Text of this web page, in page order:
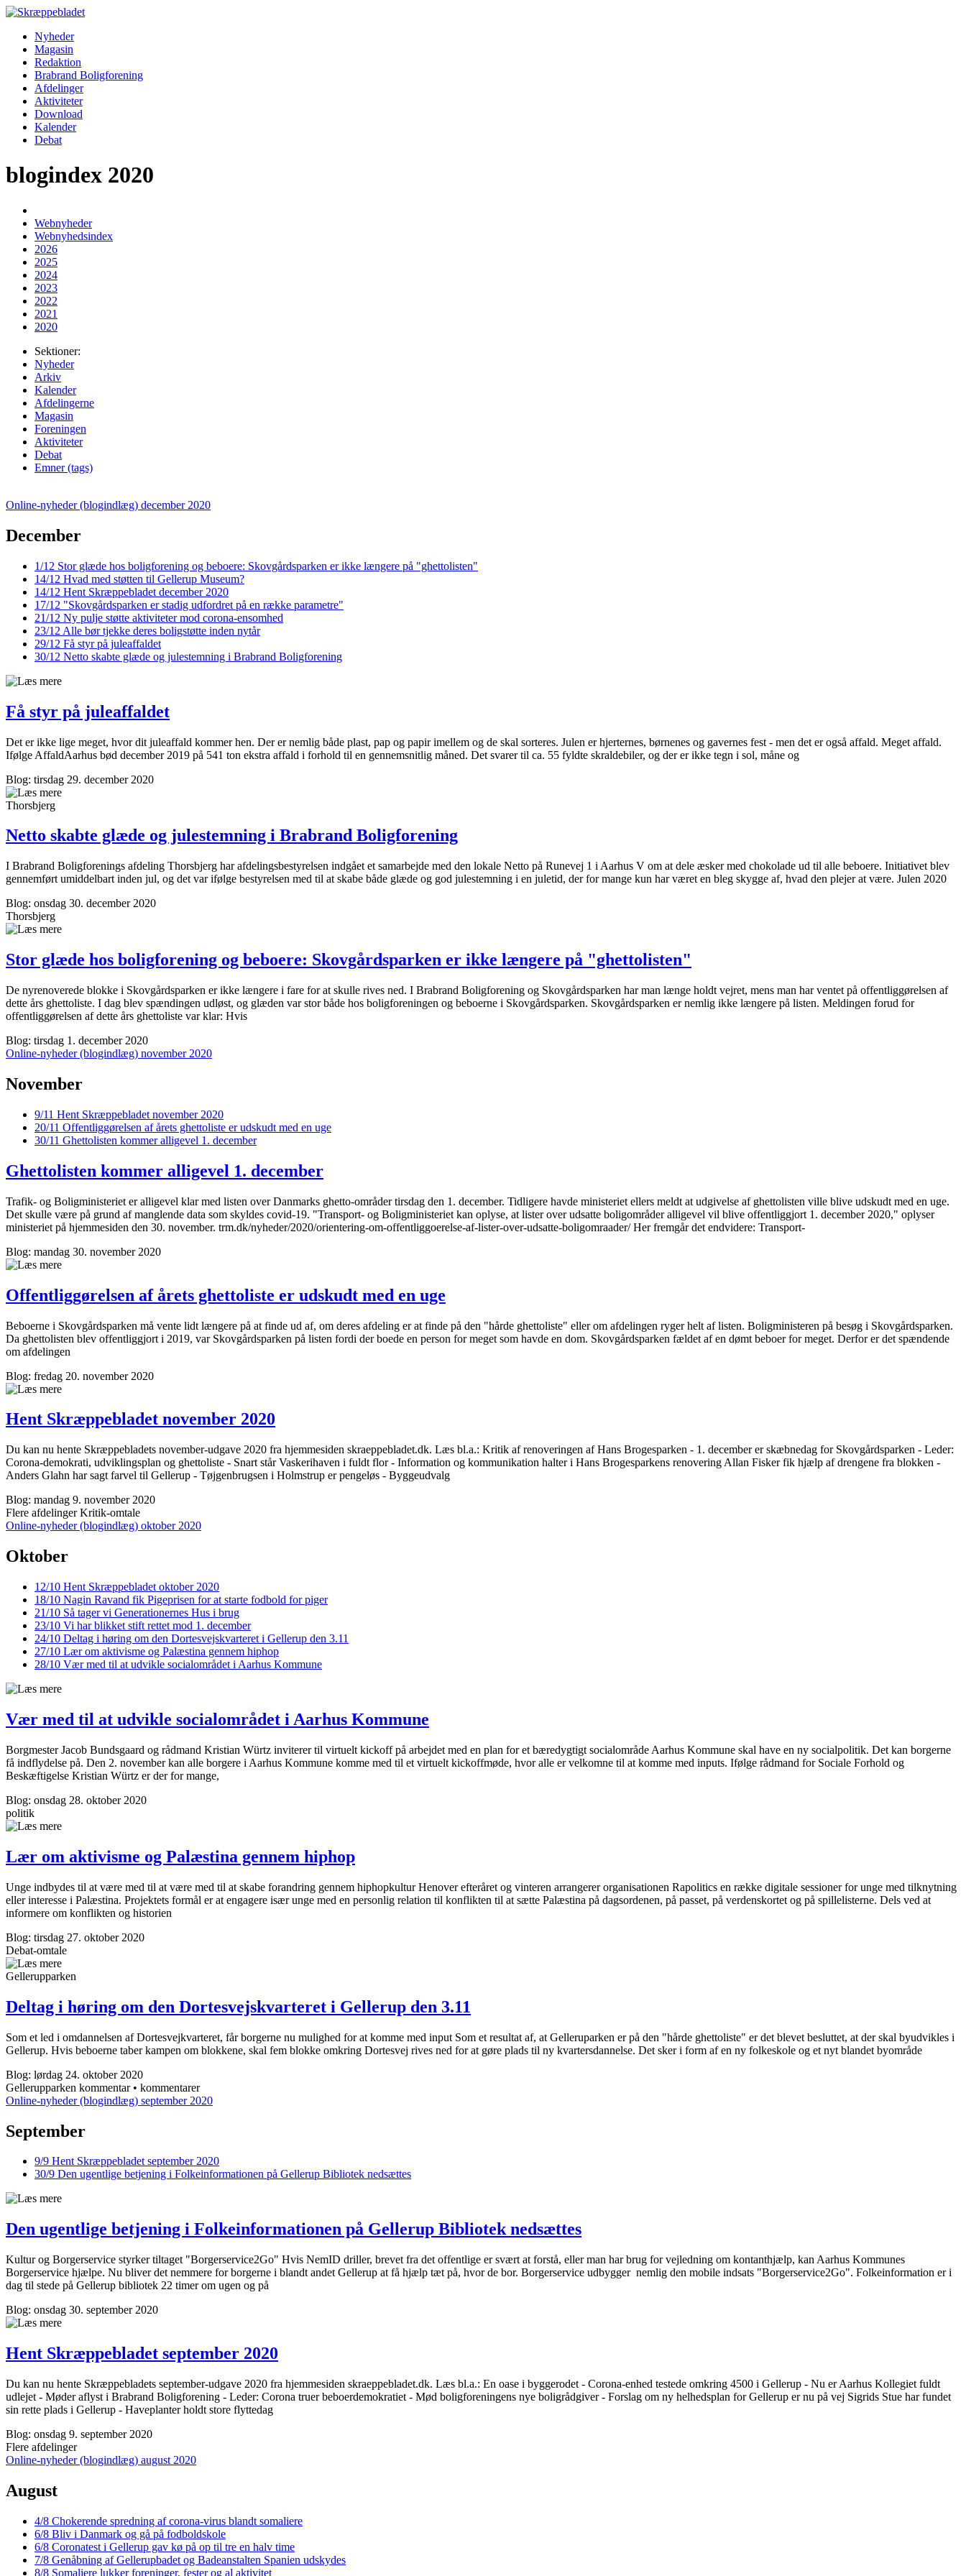
Nyheder
Magasin
Redaktion
Brabrand Boligforening
Afdelinger
Aktiviteter
Download
Kalender
Debat
blogindex 2020
Webnyheder
Webnyhedsindex
2026
2025
2024
2023
2022
2021
2020
Sektioner:
Nyheder
Arkiv
Kalender
Afdelingerne
Magasin
Foreningen
Aktiviteter
Debat
Emner (tags)
Online-nyheder (blogindlæg) december 2020
December
1/12 Stor glæde hos bolig­forening og beboere: Skovgårds­parken er ikke længere på "ghetto­listen"
14/12 Hvad med støtten til Gellerup Museum?
14/12 Hent Skræppe­bladet december 2020
17/12 "Skovgårds­parken er stadig udfordret på en række parametre"
21/12 Ny pulje støtte aktiviteter mod corona-ensomhed
23/12 Alle bør tjekke deres boligstøtte inden nytår
29/12 Få styr på juleaffaldet
30/12 Netto skabte glæde og julestemning i Brabrand Bolig­forening
Få styr på juleaffaldet
Det er ikke lige meget, hvor dit juleaffald kommer hen. Der er nemlig både plast, pap og papir imellem og de skal sorteres. Julen er hjerternes, børnenes og gavernes fest - men det er også affald. Meget affald.
Ifølge AffaldAarhus bød december 2019 på 541 ton ekstra affald i forhold til en gennemsnitlig måned. Det svarer til ca. 55 fyldte skraldebiler, og der er ikke tegn i sol, måne og
Blog: tirsdag 29. december 2020
Thorsbjerg
Netto skabte glæde og julestemning i Brabrand Bolig­forening
I Brabrand Boligforenings afdeling Thorsbjerg har afdelingsbestyrelsen indgået et samarbejde med den lokale Netto på Runevej 1 i Aarhus V om at dele æsker med chokolade ud til alle beboere. Initiativet blev
gennemført umiddelbart inden jul, og det var ifølge bestyrelsen med til at skabe både glæde og god julestemning i en juletid, der for mange kun har været en bleg skygge af, hvad den plejer at være. Julen 2020
Blog: onsdag 30. december 2020
Thorsbjerg
Stor glæde hos bolig­forening og beboere: Skovgårds­parken er ikke længere på "ghetto­listen"
De nyrenoverede blokke i Skovgårdsparken er ikke længere i fare for at skulle rives ned. I Brabrand Boligforening og Skovgårdsparken har man længe holdt vejret, mens man har ventet på offentliggørelsen af
dette års ghettoliste. I dag blev spændingen udløst, og glæden var stor både hos boligforeningen og beboerne i Skovgårdsparken. Skovgårdsparken er nemlig ikke længere på listen. Meldingen forud for
offentliggørelsen af dette års ghettoliste var klar: Hvis
Blog: tirsdag 1. december 2020
Online-nyheder (blogindlæg) november 2020
November
9/11 Hent Skræppe­bladet november 2020
20/11 Offentliggørelsen af årets ghetto­liste er udskudt med en uge
30/11 Ghetto­listen kommer alligevel 1. december
Ghetto­listen kommer alligevel 1. december
Trafik- og Boligministeriet er alligevel klar med listen over Danmarks ghetto-områder tirsdag den 1. december. Tidligere havde ministeriet ellers meldt at udgivelse af ghettolisten ville blive udskudt med en uge.
Det skulle være på grund af manglende data som skyldes covid-19. "Transport- og Boligministeriet kan oplyse, at lister over udsatte boligområder alligevel vil blive offentliggjort 1. december 2020," oplyser
ministeriet på hjemmesiden den 30. november. trm.dk/nyheder/2020/orientering-om-offentliggoerelse-af-lister-over-udsatte-boligomraader/ Her fremgår det endvidere: Transport-
Blog: mandag 30. november 2020
Offentliggørelsen af årets ghetto­liste er udskudt med en uge
Beboerne i Skovgårdsparken må vente lidt længere på at finde ud af, om deres afdeling er at finde på den "hårde ghettoliste" eller om afdelingen ryger helt af listen. Boligministeren på besøg i Skovgårdsparken.
Da ghettolisten blev offentliggjort i 2019, var Skovgårdsparken på listen fordi der boede en person for meget som havde en dom. Skovgårdsparken fældet af en dømt beboer for meget. Derfor er det spændende
om afdelingen
Blog: fredag 20. november 2020
Hent Skræppe­bladet november 2020
Du kan nu hente Skræppebladets november-udgave 2020 fra hjemmesiden skraeppebladet.dk. Læs bl.a.: Kritik af renoveringen af Hans Brogesparken - 1. december er skæbnedag for Skovgårdsparken - Leder:
Corona-demokrati, udviklingsplan og ghettoliste - Snart står Vaskerihaven i fuldt flor - Information og kommunikation halter i Hans Brogesparkens renovering Allan Fisker fik hjælp af drengene fra blokken -
Anders Glahn har sagt farvel til Gellerup - Tøjgenbrugsen i Holmstrup er pengeløs - Byggeudvalg
Blog: mandag 9. november 2020
Flere afdelinger Kritik-omtale
Online-nyheder (blogindlæg) oktober 2020
Oktober
12/10 Hent Skræppe­bladet oktober 2020
18/10 Nagin Ravand fik Pigeprisen for at starte fodbold for piger
21/10 Så tager vi Gene­ration­ernes Hus i brug
23/10 Vi har blikket stift rettet mod 1. december
24/10 Deltag i høring om den Dortesvejskvarteret i Gellerup den 3.11
27/10 Lær om aktivisme og Palæstina gennem hiphop
28/10 Vær med til at udvikle socialområdet i Aarhus Kommune
Vær med til at udvikle socialområdet i Aarhus Kommune
Borgmester Jacob Bundsgaard og rådmand Kristian Würtz inviterer til virtuelt kickoff på arbejdet med en plan for et bæredygtigt socialområde Aarhus Kommune skal have en ny socialpolitik. Det kan borgerne
få indflydelse på. Den 2. november kan alle borgere i Aarhus Kommune komme med til et virtuelt kickoffmøde, hvor alle er velkomne til at komme med inputs. Ifølge rådmand for Sociale Forhold og
Beskæftigelse Kristian Würtz er der for mange,
Blog: onsdag 28. oktober 2020
politik
Lær om aktivisme og Palæstina gennem hiphop
Unge indbydes til at være med til at være med til at skabe forandring gennem hiphopkultur Henover efteråret og vinteren arrangerer organisationen Rapolitics en række digitale sessioner for unge med tilknytning
eller interesse i Palæstina. Projektets formål er at engagere især unge med en personlig relation til konflikten til at sætte Palæstina på dagsordenen, på passet, på verdenskortet og på spillelisterne. Dels ved at
informere om konflikten og historien
Blog: tirsdag 27. oktober 2020
Debat-omtale
Gellerupparken
Deltag i høring om den Dortesvejskvarteret i Gellerup den 3.11
Som et led i omdannelsen af Dortesvejkvarteret, får borgerne nu mulighed for at komme med input Som et resultat af, at Gelleruparken er på den "hårde ghettoliste" er det blevet besluttet, at der skal byudvikles i
Gellerup. Hvis beboerne taber kampen om blokkene, skal fem blokke omkring Dortesvej rives ned for at gøre plads til ny kvartersdannelse. Det sker i form af en ny folkeskole og et nyt blandet byområde
Blog: lørdag 24. oktober 2020
Gellerupparken kommentar • kommentarer
Online-nyheder (blogindlæg) september 2020
September
9/9 Hent Skræppe­bladet september 2020
30/9 Den ugentlige betjening i Folke­informationen på Gellerup Bibliotek nedsættes
Den ugentlige betjening i Folke­informationen på Gellerup Bibliotek nedsættes
Kultur og Borgerservice styrker tiltaget "Borgerservice2Go" Hvis NemID driller, brevet fra det offentlige er svært at forstå, eller man har brug for vejledning om kontanthjælp, kan Aarhus Kommunes
Borgerservice hjælpe. Nu bliver det nemmere for borgerne i blandt andet Gellerup at få hjælp tæt på, hvor de bor. Borgerservice udbygger nemlig den mobile indsats "Borgerservice2Go". Folkeinformation er i
dag til stede på Gellerup bibliotek 22 timer om ugen og på
Blog: onsdag 30. september 2020
Hent Skræppe­bladet september 2020
Du kan nu hente Skræppebladets september-udgave 2020 fra hjemmesiden skraeppebladet.dk. Læs bl.a.: En oase i byggerodet - Corona-enhed testede omkring 4500 i Gellerup - Nu er Aarhus Kollegiet fuldt
udlejet - Møder aflyst i Brabrand Boligforening - Leder: Corona truer beboerdemokratiet - Mød boligforeningens nye boligrådgiver - Forslag om ny helhedsplan for Gellerup er nu på vej Sigrids Stue har fundet
sin rette plads i Gellerup - Haveplanter holdt store flyttedag
Blog: onsdag 9. september 2020
Flere afdelinger
Online-nyheder (blogindlæg) august 2020
August
4/8 Chokerende spredning af corona-virus blandt somaliere
6/8 Bliv i Danmark og gå på fodboldskole
6/8 Coronatest i Gellerup gav kø på op til tre en halv time
7/8 Genåbning af Gellerup­badet og Badeanstalten Spanien udskydes
8/8 Somaliere lukker foreninger, fester og al aktivitet